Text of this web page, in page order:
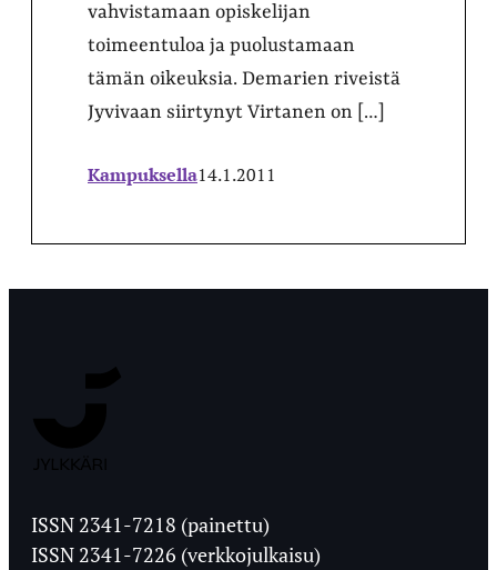
vahvistamaan opiskelijan
toimeentuloa ja puolustamaan
tämän oikeuksia. Demarien riveistä
Jyvivaan siirtynyt Virtanen on […]
Kampuksella14.1.2011
Ylioppilaslehti
ISSN 2341-7218 (painettu)
ISSN 2341-7226 (verkkojulkaisu)